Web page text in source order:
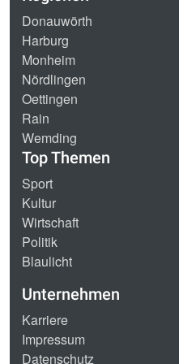
Donauwörth
Harburg
Monheim
Nördlingen
Oettingen
Rain
Wemding
Top Themen
Sport
Kultur
Wirtschaft
Politik
Blaulicht
Unternehmen
Karriere
Impressum
Datenschutz